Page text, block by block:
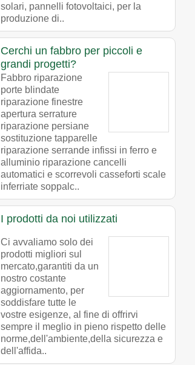
solari, pannelli fotovoltaici, per la
produzione di..
Cerchi un fabbro per piccoli e
grandi progetti?
Fabbro riparazione
porte blindate
riparazione finestre
apertura serrature
riparazione persiane
sostituzione tapparelle
riparazione serrande infissi in ferro e
alluminio riparazione cancelli
automatici e scorrevoli casseforti scale
inferriate soppalc..
I prodotti da noi utilizzati
Ci avvaliamo solo dei
prodotti migliori sul
mercato,garantiti da un
nostro costante
aggiornamento, per
soddisfare tutte le
vostre esigenze, al fine di offrirvi
sempre il meglio in pieno rispetto delle
norme,dell'ambiente,della sicurezza e
dell'affida..